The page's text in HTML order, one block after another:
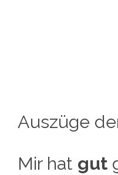
Auszüge
Mir hat gut